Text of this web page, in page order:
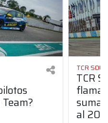
TCR
TCR
suma
al